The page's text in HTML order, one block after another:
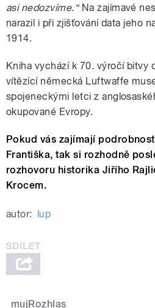
asi nedozvíme.“Na zajímavé
narazil i při zjišťování data jeho
1914.
Kniha vychází k 70. výročí bitvy
vítězící německá Luftwaffe
spojeneckými letci z
okupované Evropy.
Pokud vás zajímají
Františka, tak si rozhodně
rozhovoru historika Jiřího
Krocem.
autor: lup
mujRozhlas